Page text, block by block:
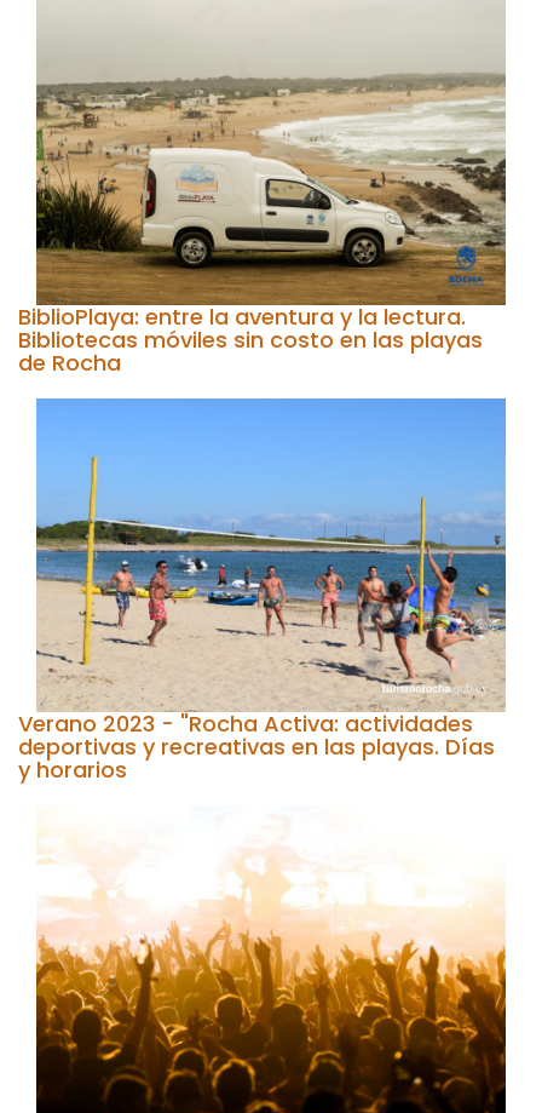
BiblioPlaya: entre la aventura y la lectura.
Bibliotecas móviles sin costo en las playas
de Rocha
Verano 2023 - "Rocha Activa: actividades
deportivas y recreativas en las playas. Días
y horarios